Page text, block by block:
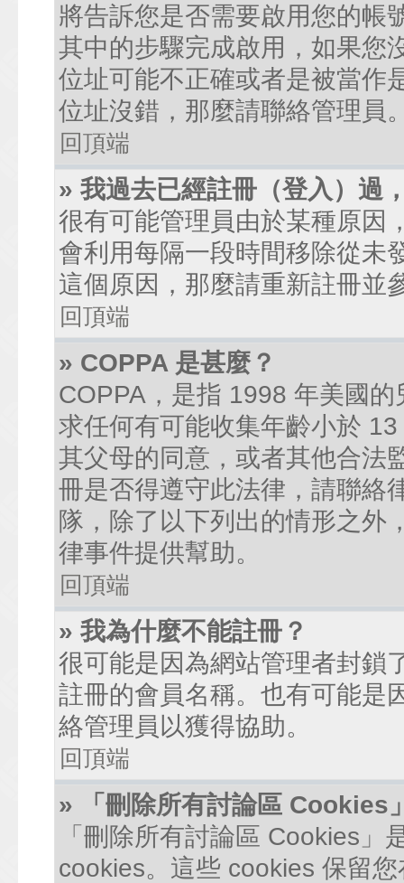
將告訴您是否需要啟用您的帳
其中的步驟完成啟用，如果您
位址可能不正確或者是被當作
位址沒錯，那麼請聯絡管理員
回頂端
» 我過去已經註冊（登入）過
很有可能管理員由於某種原因
會利用每隔一段時間移除從未
這個原因，那麼請重新註冊並
回頂端
» COPPA 是甚麼？
COPPA，是指 1998 年美國
求任何有可能收集年齡小於
其父母的同意，或者其他合法
冊是否得遵守此法律，請聯絡
隊，除了以下列出的情形之外
律事件提供幫助。
回頂端
» 我為什麼不能註冊？
很可能是因為網站管理者封鎖
註冊的會員名稱。也有可能是
絡管理員以獲得協助。
回頂端
» 「刪除所有討論區 Cookies
「刪除所有討論區 Cookies
cookies。這些 cookies 保留